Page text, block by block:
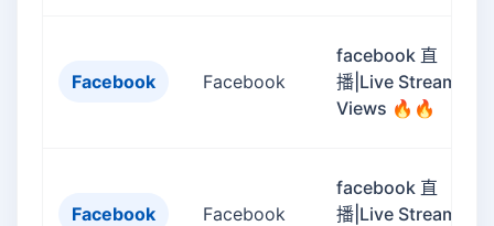
Facebook Facebook
facebook 直
播|Live Stream
Views 🔥🔥
Facebook Facebook
facebook 直
播|Live Stream